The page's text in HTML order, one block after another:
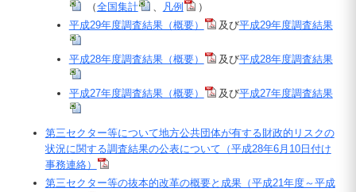
（全国集計 、 凡例
）
平成29年度調査結果（概要）
及び平成29年度調査結果
平成28年度調査結果（概要） 及び平成28年度調査結果
平成27年度調査結果（概要） 及び平成27年度調査結果
第三セクター等について地方公共団体が有する財政的リスクの
状況に関する調査結果の公表について（平成28年6月10日付け
事務連絡）
第三セクター等の抜本的改革の概要と成果（平成21年度～平成